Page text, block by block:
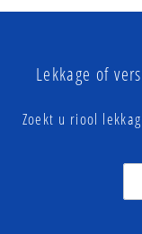
Lekkage of
Zoekt u riool